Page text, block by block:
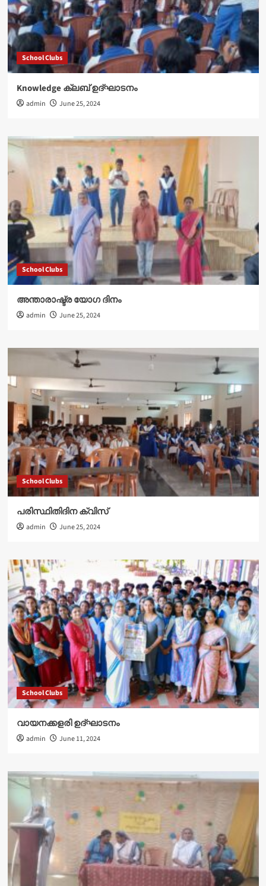
School Clubs
Knowledge ക്ലബ് ഉദ്‌ഘാടനം
admin June 25, 2024
School Clubs
അന്താരാഷ്ട്ര യോഗ ദിനം
admin June 25, 2024
School Clubs
പരിസ്ഥിതിദിന ക്വിസ്
admin June 25, 2024
School Clubs
വായനക്കളരി ഉദ്‌ഘാടനം
admin June 11, 2024